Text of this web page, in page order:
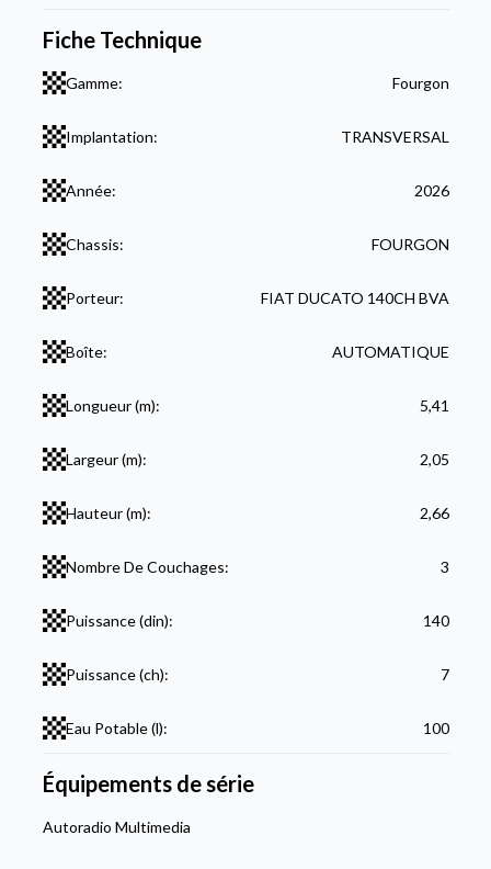
Fiche Technique
Gamme: Fourgon
Implantation: TRANSVERSAL
Année: 2026
Chassis: FOURGON
Porteur: FIAT DUCATO 140CH BVA
Boîte: AUTOMATIQUE
Longueur (m): 5,41
Largeur (m): 2,05
Hauteur (m): 2,66
Nombre De Couchages: 3
Puissance (din): 140
Puissance (ch): 7
Eau Potable (l): 100
Équipements de série
Autoradio Multimedia